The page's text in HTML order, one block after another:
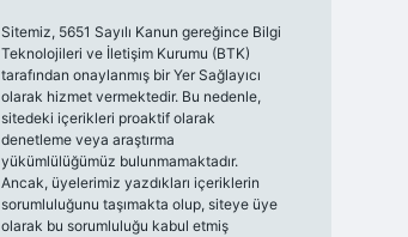
Sitemiz, 5651 Sayılı Kanun gereğince Bilgi
Teknolojileri ve İletişim Kurumu (BTK)
tarafından onaylanmış bir Yer Sağlayıcı
olarak hizmet vermektedir. Bu nedenle,
sitedeki içerikleri proaktif olarak
denetleme veya araştırma
yükümlülüğümüz bulunmamaktadır.
Ancak, üyelerimiz yazdıkları içeriklerin
sorumluluğunu taşımakta olup, siteye üye
olarak bu sorumluluğu kabul etmiş